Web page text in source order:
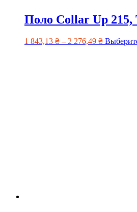
Поло Collar Up
1 843,13 ₴ – 2 276,49 ₴